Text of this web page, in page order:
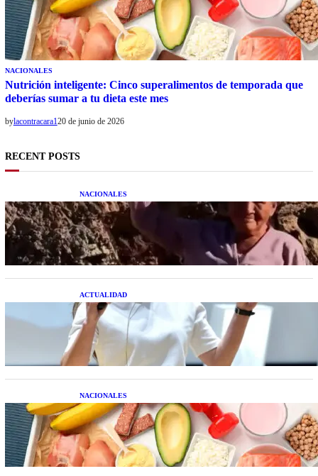
NACIONALES
Nutrición inteligente: Cinco superalimentos de temporada que
deberías sumar a tu dieta este mes
bylacontracara120 de junio de 2026
RECENT POSTS
NACIONALES
Una mujer asegura haber peleado con un
extraterrestre cuerpo a cuerpo
ACTUALIDAD
La startup creada por una salteña que busca
resolver el estrés financiero en Latinoamérica
NACIONALES
Nutrición inteligente: Cinco superalimentos de
temporada que deberías sumar a tu dieta este mes